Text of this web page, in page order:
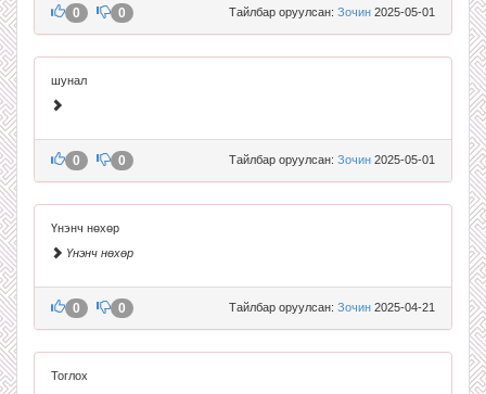
Тайлбар оруулсан: Зочин 2025-05-01
0 0
шунал
Тайлбар оруулсан: Зочин 2025-05-01
0 0
Үнэнч нөхөр
Үнэнч нөхөр
Тайлбар оруулсан: Зочин 2025-04-21
0 0
Тоглох